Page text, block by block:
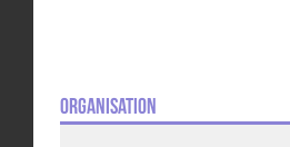
Organisation